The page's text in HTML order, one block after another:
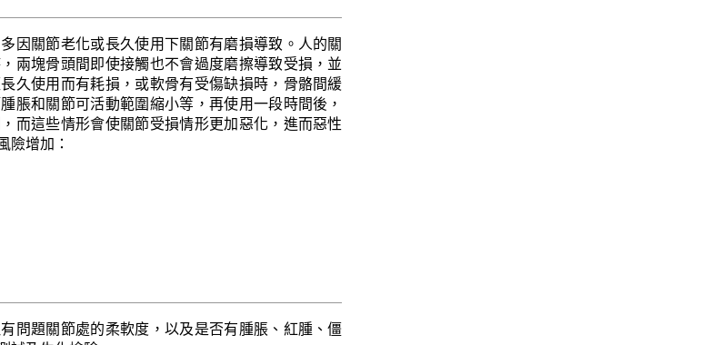
因關節老化或長久使用下關節有磨損導致。人的關
兩塊骨頭間即使接觸也不會過度磨擦導致受損，並
久使用而有耗損，或軟骨有受傷缺損時，骨骼間緩
脹和關節可活動範圍縮小等，再使用一段時間後，
而這些情形會使關節受損情形更加惡化，進而惡性
險增加：
問題關節處的柔軟度，以及是否有腫脹、紅腫、僵